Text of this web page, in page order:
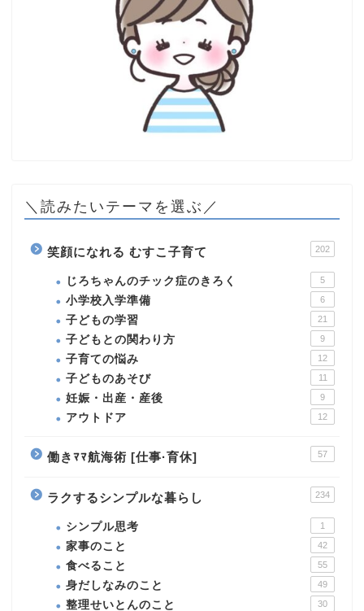
＼読みたいテーマを選ぶ／
笑顔になれる むすこ子育て 202
じろちゃんのチック症のきろく 5
小学校入学準備 6
子どもの学習 21
子どもとの関わり方 9
子育ての悩み 12
子どものあそび 11
妊娠・出産・産後 9
アウトドア 12
働きﾏﾏ航海術 [仕事·育休] 57
ラクするシンプルな暮らし 234
シンプル思考 1
家事のこと 42
食べること 55
身だしなみのこと 49
整理せいとんのこと 30